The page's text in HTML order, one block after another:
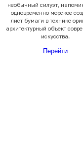
необычный силуэт,
одновременно морское
лист бумаги в технике
архитектурный объект
искусства.
Перейти